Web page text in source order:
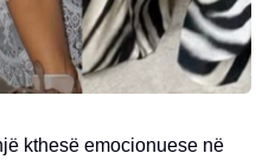
kthesë emocionuese në